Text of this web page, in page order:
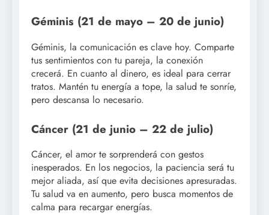
Géminis (21 de mayo – 20 de junio)
Géminis, la comunicación es clave hoy. Comparte
tus sentimientos con tu pareja, la conexión
crecerá. En cuanto al dinero, es ideal para cerrar
tratos. Mantén tu energía a tope, la salud te sonríe,
pero descansa lo necesario.
Cáncer (21 de junio – 22 de julio)
Cáncer, el amor te sorprenderá con gestos
inesperados. En los negocios, la paciencia será tu
mejor aliada, así que evita decisiones apresuradas.
Tu salud va en aumento, pero busca momentos de
calma para recargar energías.